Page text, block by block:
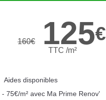
160€ 125€
TTC /m²
Aides disponibles
- 75€/m² avec Ma Prime Renov'